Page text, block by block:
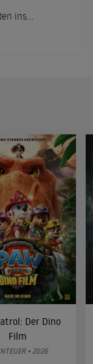
ins
Wir
Der Dino
Film
• 2026